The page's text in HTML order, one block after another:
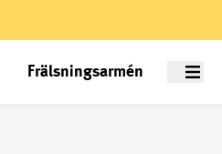
Frälsningsarmén Meny